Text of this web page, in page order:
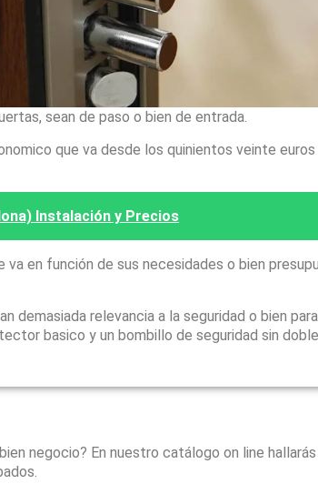
sean de paso o bien de entrada.
que va desde los quinientos veinte euros
Instalación y Precios
en función de sus necesidades o bien
demasiada relevancia a la seguridad o bien
basico y un bombillo de seguridad sin doble
negocio? En nuestro catálogo on line hallarás